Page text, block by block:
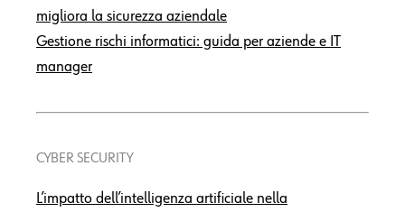
migliora la sicurezza aziendale
Gestione rischi informatici: guida per aziende e IT
manager
CYBER SECURITY
L’impatto dell’intelligenza artificiale nella